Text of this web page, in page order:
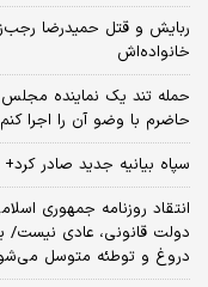
ربایش و قتل حمیدرضا
خانواده‌اش
حمله تند یک نماینده
حاضرم با وضو آن را اجرا کنم
سپاه بیانیه جدید صادر
انتقاد روزنامه جمهوری
دولت قانونی، عادی نیست/
دروغ و توطئه متوسل